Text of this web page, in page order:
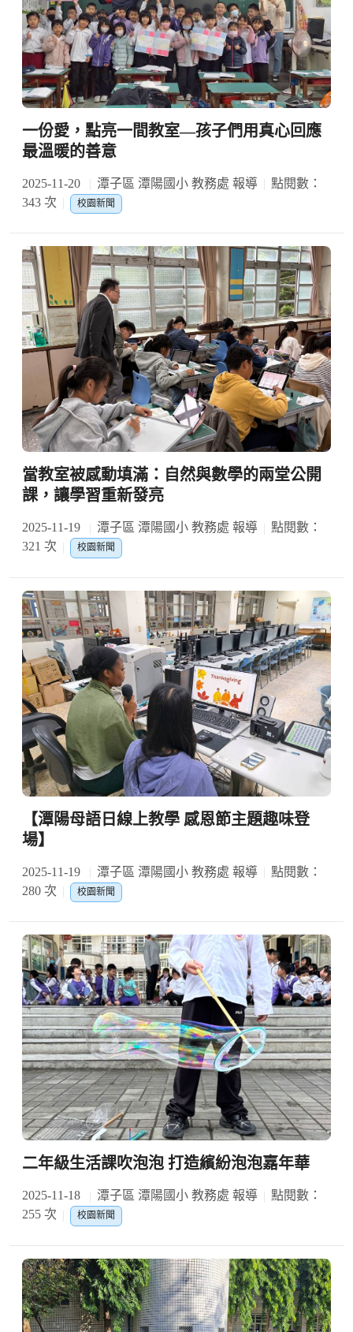
一份愛，點亮一間教室—孩子們用真心回應
最溫暖的善意
2025-11-20 潭子區 潭陽國小 教務處 報導
點閱數：
343 次
校園新聞
當教室被感動填滿：自然與數學的兩堂公開
課，讓學習重新發亮
2025-11-19 潭子區 潭陽國小 教務處 報導
點閱數：
321 次
校園新聞
【潭陽母語日線上教學 感恩節主題趣味登
場】
2025-11-19 潭子區 潭陽國小 教務處 報導
點閱數：
280 次
校園新聞
二年級生活課吹泡泡 打造繽紛泡泡嘉年華
2025-11-18 潭子區 潭陽國小 教務處 報導
點閱數：
255 次
校園新聞